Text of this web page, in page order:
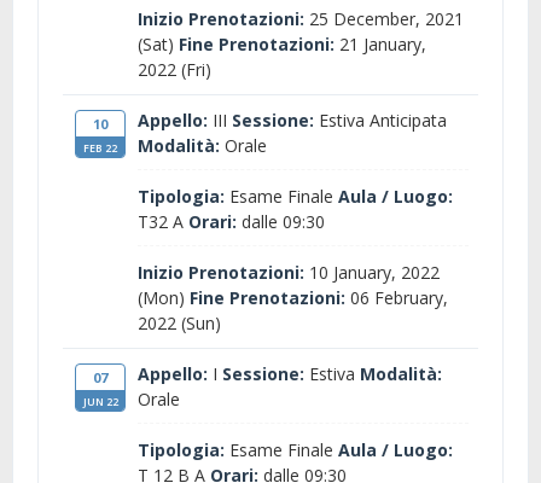
Inizio Prenotazioni: 25 December, 2021
(Sat) Fine Prenotazioni: 21 January,
2022 (Fri)
10
FEB 22
Appello: III Sessione: Estiva Anticipata
Modalità: Orale
Tipologia: Esame Finale Aula / Luogo:
T32 A Orari: dalle 09:30
Inizio Prenotazioni: 10 January, 2022
(Mon) Fine Prenotazioni: 06 February,
2022 (Sun)
07
JUN 22
Appello: I Sessione: Estiva Modalità:
Orale
Tipologia: Esame Finale Aula / Luogo:
T 12 B A Orari: dalle 09:30